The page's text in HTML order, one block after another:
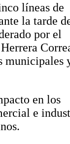
líneas de
la tarde
por el
municipales
en los
e